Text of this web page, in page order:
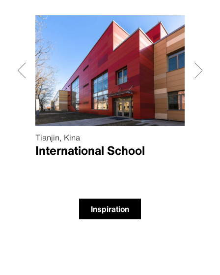
Tianjin, Kina
International School
Inspiration